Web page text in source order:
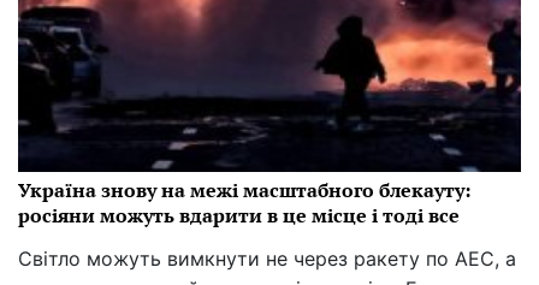
Україна знову на межі масштабного блекауту:
росіяни можуть вдарити в це місце і тоді все
Світло можуть вимкнути не через ракету по АЕС, а